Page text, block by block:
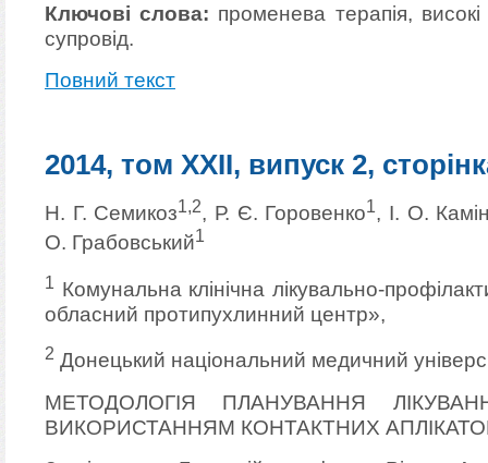
Ключові слова: променева терапія,
супровід.
Повний текст
2014, том XXII, випуск 2,
Н. Г. Семикоз1,2, Р. Є. Горовенко1, І. О.
О. Грабовський1
1 Комунальна клінічна лікувально-
обласний протипухлинний центр»,
2 Донецький національний медичний
МЕТОДОЛОГІЯ ПЛАНУВАННЯ
ВИКОРИСТАННЯМ КОНТАКТНИХ